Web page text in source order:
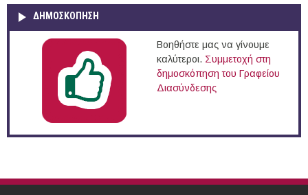
ΔΗΜΟΣΚΌΠΗΣΗ
Βοηθήστε μας να γίνουμε
καλύτεροι. Συμμετοχή στη
δημοσκόπηση του Γραφείου
Διασύνδεσης